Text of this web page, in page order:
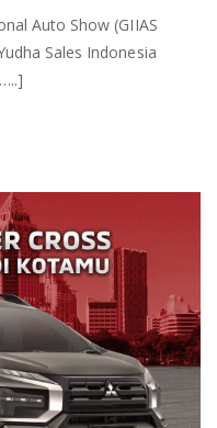
Auto Show (GIIAS
Sales Indonesia